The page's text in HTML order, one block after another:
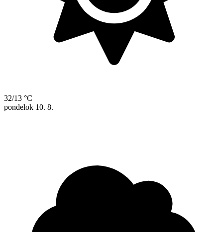
32/13 °C
pondelok 10. 8.